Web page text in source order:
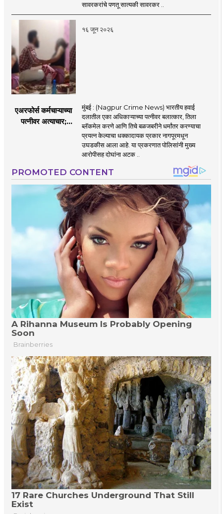
निष्ठा व्यक्त केली नाही’!
पणतू सात्यकी सावरकर
यांनी न्यायालयात सादर
केला दावा
सावरकरांचे पणतू सात्यकी सावरकर ..
१६ जून २०२६
एअरफोर्स कर्मचाऱ्याच्या
पत्नीवर अत्याचार;
मुंबई : (Nagpur Crime News) भारतीय हवाई
दलातील एका अधिकाऱ्याच्या पत्नीवर बलात्कार, तिला
ब्लॅकमेल करणे आणि तिचे बळजबरीने धर्मांतर करण्याचा
प्रयत्न केल्याचा धक्कादायक प्रकार नागपूरमधून
उघडकीस आला आहे. या प्रकरणात पोलिसांनी मुख्य
आरोपीसह दोघांना अटक ..